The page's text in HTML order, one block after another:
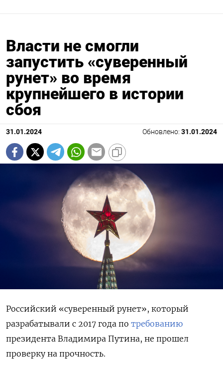
Власти не смогли
запустить «суверенный
рунет» во время
крупнейшего в истории
сбоя
31.01.2024 Обновлено: 31.01.2024
Российский «суверенный рунет», который
разрабатывали с 2017 года по требованию
президента Владимира Путина, не прошел
проверку на прочность.